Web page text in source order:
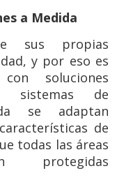
a Medida
sus propias
y por eso es
soluciones
sistemas de
se adaptan
de
todas las áreas
protegidas